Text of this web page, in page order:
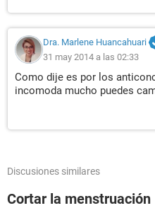
Dra. Marlene Huancahuari
31 may 2014 a las 02:33
Como dije es por los
incomoda mucho puedes
Discusiones similares
Cortar la menstruación